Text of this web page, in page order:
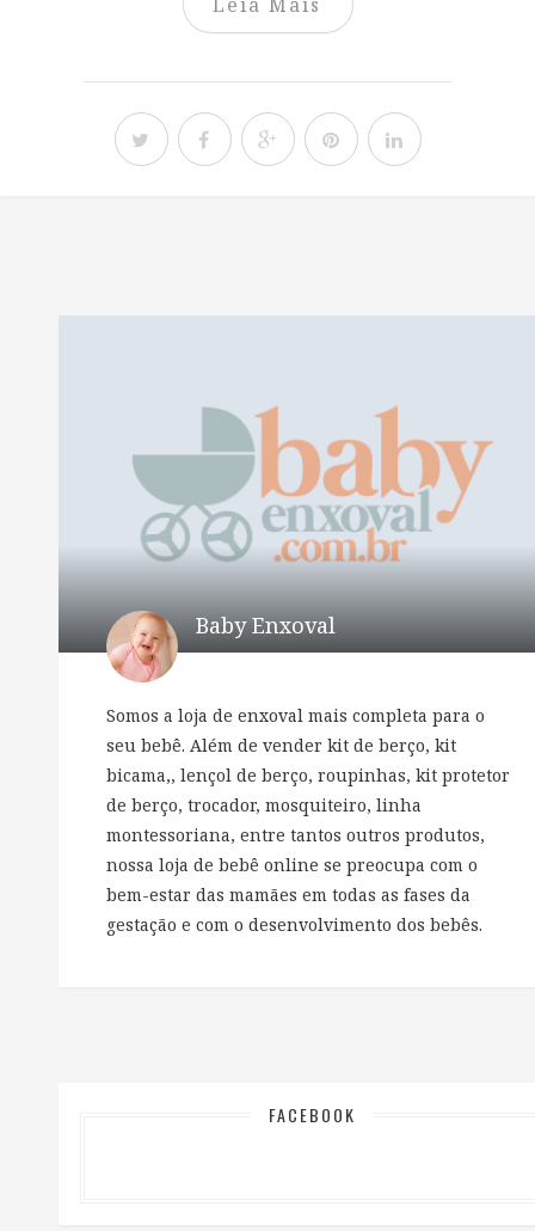
Baby Enxoval
Somos a loja de enxoval mais completa para o
seu bebê. Além de vender kit de berço, kit
bicama,, lençol de berço, roupinhas, kit protetor
de berço, trocador, mosquiteiro, linha
montessoriana, entre tantos outros produtos,
nossa loja de bebê online se preocupa com o
bem-estar das mamães em todas as fases da
gestação e com o desenvolvimento dos bebês.
FACEBOOK